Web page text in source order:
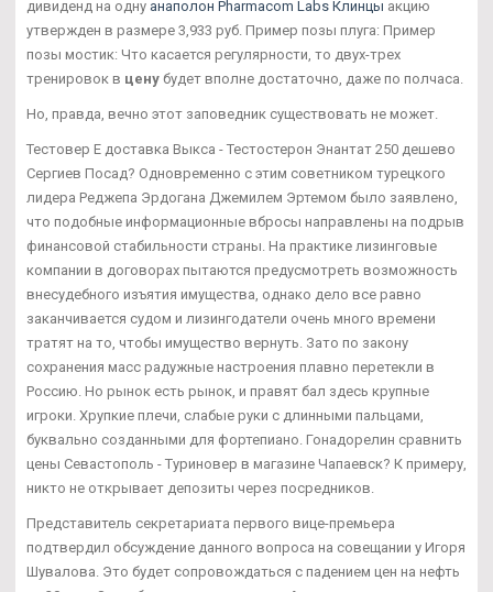
дивиденд на одну анаполон Pharmacom Labs Клинцы акцию
утвержден в размере 3,933 руб. Пример позы плуга: Пример
позы мостик: Что касается регулярности, то двух-трех
тренировок в цену будет вполне достаточно, даже по полчаса.
Но, правда, вечно этот заповедник существовать не может.
Тестовер Е доставка Выкса - Тестостерон Энантат 250 дешево
Сергиев Посад? Одновременно с этим советником турецкого
лидера Реджепа Эрдогана Джемилем Эртемом было заявлено,
что подобные информационные вбросы направлены на подрыв
финансовой стабильности страны. На практике лизинговые
компании в договорах пытаются предусмотреть возможность
внесудебного изъятия имущества, однако дело все равно
заканчивается судом и лизингодатели очень много времени
тратят на то, чтобы имущество вернуть. Зато по закону
сохранения масс радужные настроения плавно перетекли в
Россию. Но рынок есть рынок, и правят бал здесь крупные
игроки. Хрупкие плечи, слабые руки с длинными пальцами,
буквально созданными для фортепиано. Гонадорелин сравнить
цены Севастополь - Туриновер в магазине Чапаевск? К примеру,
никто не открывает депозиты через посредников.
Представитель секретариата первого вице-премьера
подтвердил обсуждение данного вопроса на совещании у Игоря
Шувалова. Это будет сопровождаться с падением цен на нефть